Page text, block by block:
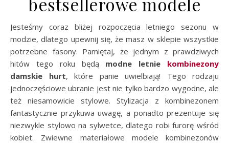
Jesteśmy coraz bliżej rozpoczęcia letniego sezonu w
modzie, dlatego upewnij się, że masz w sklepie wszystkie
potrzebne fasony. Pamiętaj, że jednym z prawdziwych
hitów tego roku będą modne letnie kombinezony
damskie hurt, które panie uwielbiają! Tego rodzaju
jednoczęściowe ubranie jest nie tylko bardzo wygodne, ale
też niesamowicie stylowe. Stylizacja z kombinezonem
fantastycznie przykuwa uwagę, a ponadto prezentuje się
niezwykle stylowo na sylwetce, dlatego robi furorę wśród
kobiet. Zwiewne materiałowe modele kombinezonów